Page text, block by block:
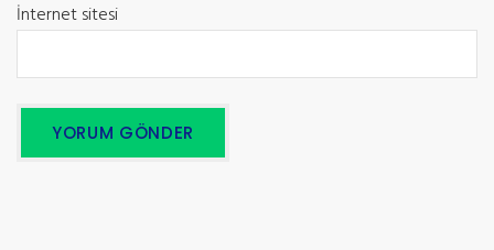
İnternet sitesi